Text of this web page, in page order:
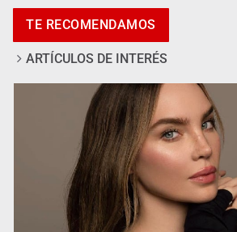
Pide regidora investigar dictámenes y
vecinos en Mirador de San Isidro
TE RECOMENDAMOS
ARTÍCULOS DE INTERÉS